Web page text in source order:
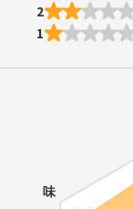
2
1